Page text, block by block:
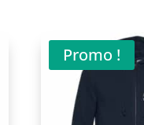
35,00€. 19,00€.
Promo !